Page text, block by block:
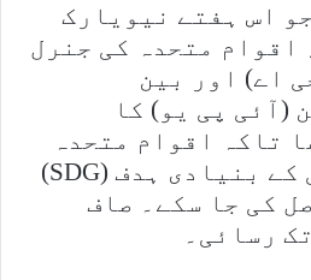
اس ہفتے نیویارک
اقوام متحدہ کی جنرل
اے) اور بین
(آئی پی یو) کا
تاکہ اقوام متحدہ
کے پائیدار ترقی کے بنیادی ہدف (SDG)
کی جا سکے۔ صاف
رسائی۔